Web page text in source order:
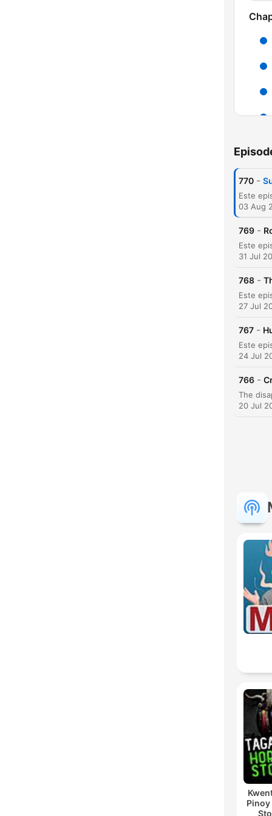
770 -
03 Aug
769 -
31 Jul
768 -
27 Jul
767 -
24 Jul
766 -
20 Jul